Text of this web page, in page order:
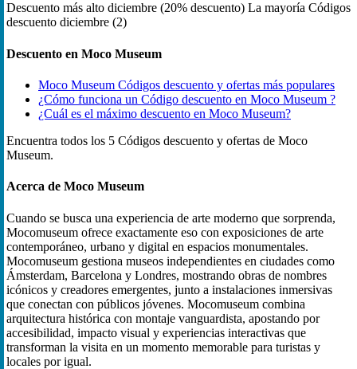
Descuento más alto diciembre (20% descuento) La mayoría Códigos
descuento diciembre (2)
Descuento en Moco Museum
Moco Museum Códigos descuento y ofertas más populares
¿Cómo funciona un Código descuento en Moco Museum ?
¿Cuál es el máximo descuento en Moco Museum?
Encuentra todos los 5 Códigos descuento y ofertas de Moco
Museum.
Acerca de Moco Museum
Cuando se busca una experiencia de arte moderno que sorprenda,
Mocomuseum ofrece exactamente eso con exposiciones de arte
contemporáneo, urbano y digital en espacios monumentales.
Mocomuseum gestiona museos independientes en ciudades como
Ámsterdam, Barcelona y Londres, mostrando obras de nombres
icónicos y creadores emergentes, junto a instalaciones inmersivas
que conectan con públicos jóvenes. Mocomuseum combina
arquitectura histórica con montaje vanguardista, apostando por
accesibilidad, impacto visual y experiencias interactivas que
transforman la visita en un momento memorable para turistas y
locales por igual.